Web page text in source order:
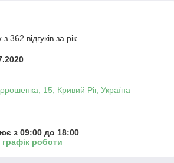
362 відгуків за рік
15, Кривий Ріг, Україна
з 09:00 до 18:00
роботи